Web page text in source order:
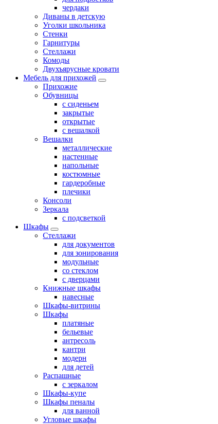
чердаки
Диваны в детскую
Уголки школьника
Стенки
Гарнитуры
Стеллажи
Комоды
Двухъярусные кровати
Мебель для прихожей
Прихожие
Обувницы
с сиденьем
закрытые
открытые
с вешалкой
Вешалки
металлические
настенные
напольные
костюмные
гардеробные
плечики
Консоли
Зеркала
с подсветкой
Шкафы
Стеллажи
для документов
для зонирования
модульные
со стеклом
с дверцами
Книжные шкафы
навесные
Шкафы-витрины
Шкафы
платяные
бельевые
антресоль
кантри
модерн
для детей
Распашные
с зеркалом
Шкафы-купе
Шкафы пеналы
для ванной
Угловые шкафы